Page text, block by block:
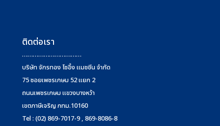
ติดต่อเรา
……………………………
บริษัท จักรทอง โซอิ้ง แมชชีน จำกัด
75 ซอยเพชรเกษม 52 แยก 2
ถนนเพชรเกษม แขวงบางหว้า
เขตภาษีเจริญ กทม.10160
Tel : (02) 869-7017-9 , 869-8086-8